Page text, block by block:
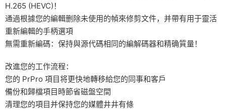
H.265 (HEVC)！
通過根據您的編輯删除未使用的幀來修剪文件，并帶有用于靈活
重新編輯的手柄選項
無需重新編碼：保持與源代碼相同的編解碼器和精确質量！
改進您的工作流程：
您的 PrPro 項目将更快地轉移給您的同事和客戶
備份和歸檔項目時節省磁盤空間
清理您的項目并保持您的媒體井井有條